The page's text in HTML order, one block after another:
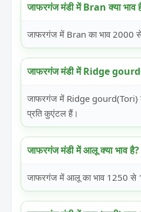
जाफरगंज मंडी में Bran क्या भाव
जाफरगंज में Bran का भाव 2000
जाफरगंज मंडी में Ridge
जाफरगंज में Ridge gourd(Tori)
प्रति कुएंटल हैं।
जाफरगंज मंडी में आलू क्या भाव है?
जाफरगंज में आलू का भाव 1250 से